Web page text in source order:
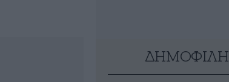
ΔΗΜΟΦΙΛΗ